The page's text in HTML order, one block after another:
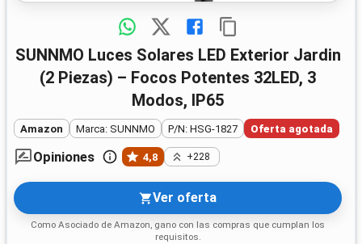
SUNNMO Luces Solares LED Exterior Jardin
(2 Piezas) – Focos Potentes 32LED, 3
Modos, IP65
Amazon Marca: SUNNMO P/N: HSG-1827 Oferta agotada
Opiniones 4,8 +228
Ver oferta
Como Asociado de Amazon, gano con las compras que cumplan los
requisitos.